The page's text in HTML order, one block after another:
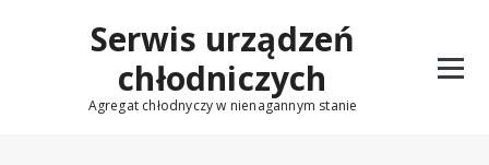
Serwis urządzeń
chłodniczych
Agregat chłodnyczy w nienagannym stanie